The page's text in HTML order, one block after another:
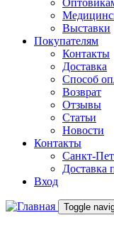
Выставки
Покупателям
Контакты
Доставка
Способ
Возврат
Отзывы
Статьи
Новости
Контакты
Санкт-
Доставка
Вход
Toggle